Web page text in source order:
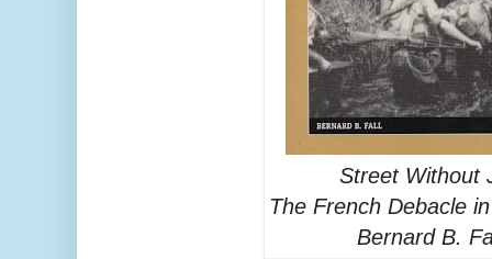
Street Without
The French Debacle
Bernard B.